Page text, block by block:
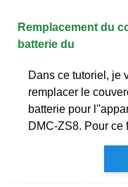
Remplacement du
batterie du
Dans ce tutoriel, je
remplacer le
batterie pour
DMC-ZS8. Pour ce